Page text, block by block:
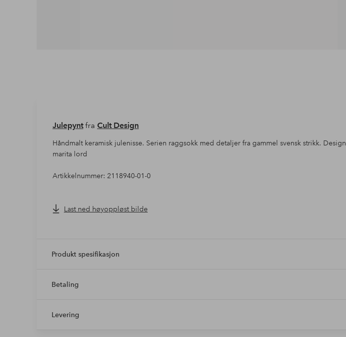
Julepyntfra Cult Design
Håndmalt keramisk julenisse. Serien raggsokk med detaljer fra gammel svensk strikk. Design
marita lord
Artikkelnummer: 2118940-01-0
Last ned høyoppløst bilde
Produkt spesifikasjon
Betaling
Levering